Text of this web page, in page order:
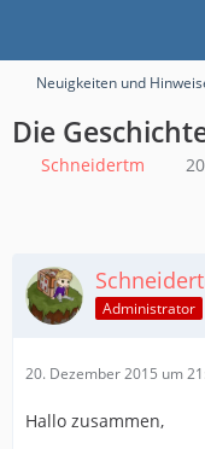
Neuigkeiten und
Die
Schneidertm
Administrator
20. Dezember 2015 um
Hallo zusammen,